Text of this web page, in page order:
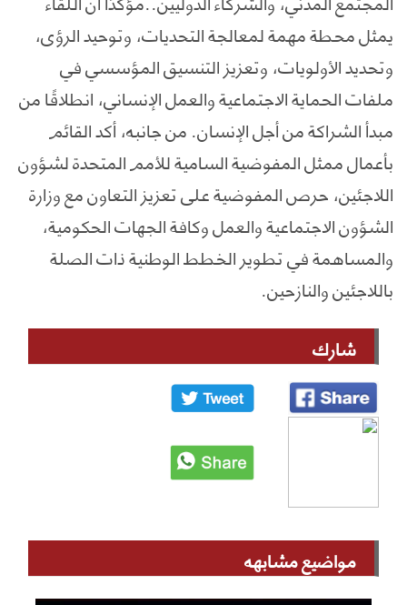
يمثل محطة مهمة لمعالجة التحديات، وتوحيد الرؤى،
وتحديد الأولويات، وتعزيز التنسيق المؤسسي في
ملفات الحماية الاجتماعية والعمل الإنساني، انطلاقًا من
مبدأ الشراكة من أجل الإنسان. من جانبه، أكد القائم
بأعمال ممثل المفوضية السامية للأمم المتحدة لشؤون
اللاجئين، حرص المفوضية على تعزيز التعاون مع وزارة
الشؤون الاجتماعية والعمل وكافة الجهات الحكومية،
والمساهمة في تطوير الخطط الوطنية ذات الصلة
باللاجئين والنازحين.
شارك
مواضيع مشابهه